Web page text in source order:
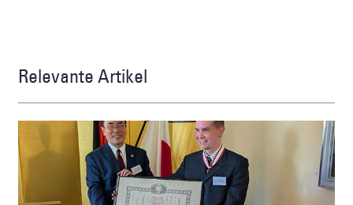
Relevante Artikel